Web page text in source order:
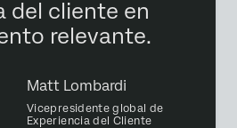
del cliente en
relevante.
Matt Lombardi
Vicepresidente global de
Experiencia del Cliente